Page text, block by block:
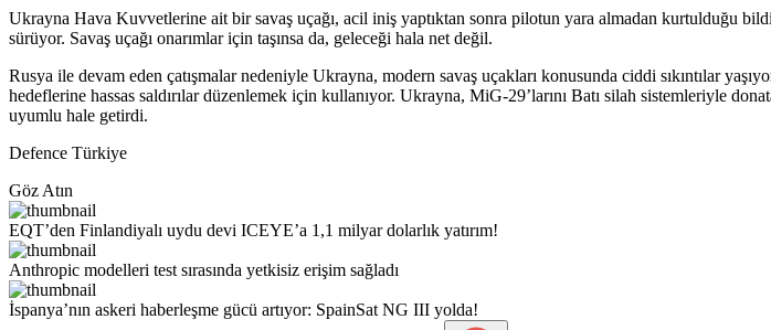
Ukrayna Hava Kuvvetlerine ait bir savaş uçağı, acil iniş yaptıktan sonra pilotun yara almadan kurtulduğu
sürüyor. Savaş uçağı onarımlar için taşınsa da, geleceği hala net değil.
Rusya ile devam eden çatışmalar nedeniyle Ukrayna, modern savaş uçakları konusunda ciddi sıkıntılar
hedeflerine hassas saldırılar düzenlemek için kullanıyor. Ukrayna, MiG-29’larını Batı silah sistemleriyle
uyumlu hale getirdi.
Defence Türkiye
Göz Atın
EQT’den Finlandiyalı uydu devi ICEYE’a 1,1 milyar dolarlık yatırım!
Anthropic modelleri test sırasında yetkisiz erişim sağladı
İspanya’nın askeri haberleşme gücü artıyor: SpainSat NG III yolda!